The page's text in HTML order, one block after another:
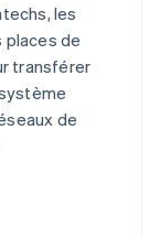
les
de
transférer
de